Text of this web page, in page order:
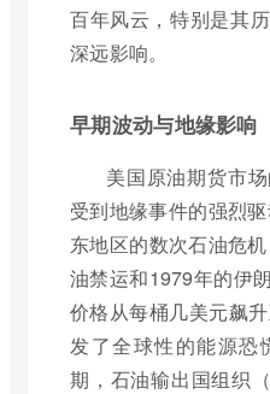
百年风云，特别是其
深远影响。
早期波动与地缘影响
美国原油期货市
受到地缘事件的强烈
东地区的数次石油危
油禁运和1979年的伊
价格从每桶几美元飙
发了全球性的能源恐
期，石油输出国组织